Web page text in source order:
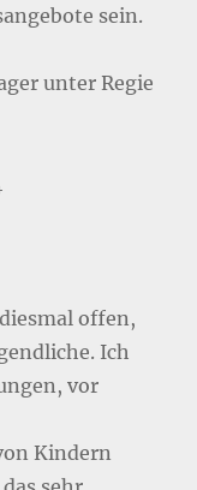
sein.
unter Regie
offen,
Ich
vor
Kindern